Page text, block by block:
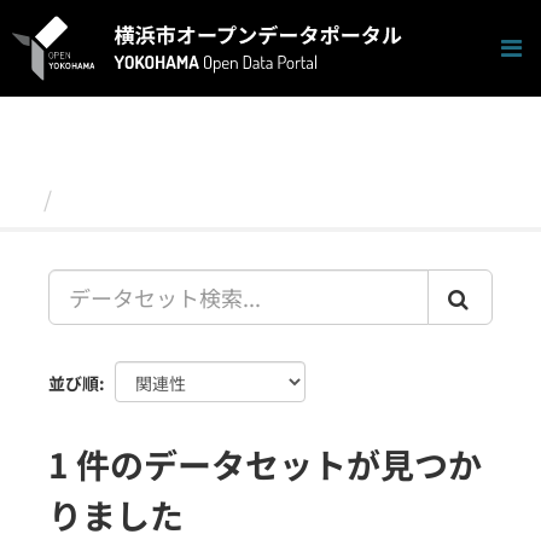
キ
並び順
1 件のデータセットが見つか
りました